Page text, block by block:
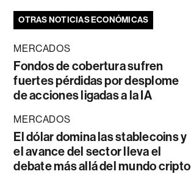
OTRAS NOTICIAS ECONÓMICAS
MERCADOS
Fondos de cobertura sufren
fuertes pérdidas por desplome
de acciones ligadas a la IA
MERCADOS
El dólar domina las stablecoins y
el avance del sector lleva el
debate más allá del mundo cripto